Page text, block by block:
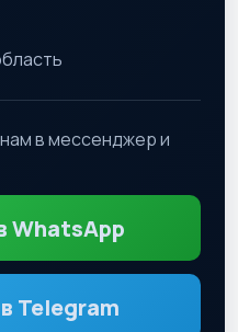
в мессенджер и
WhatsApp
Telegram